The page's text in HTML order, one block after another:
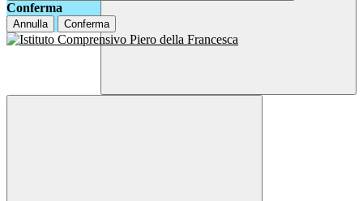
Conferma
Annulla Conferma